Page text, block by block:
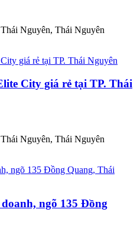
Nguyên, Thái Nguyên
City giá rẻ tại TP. Thái
Nguyên, Thái Nguyên
ngõ 135 Đồng